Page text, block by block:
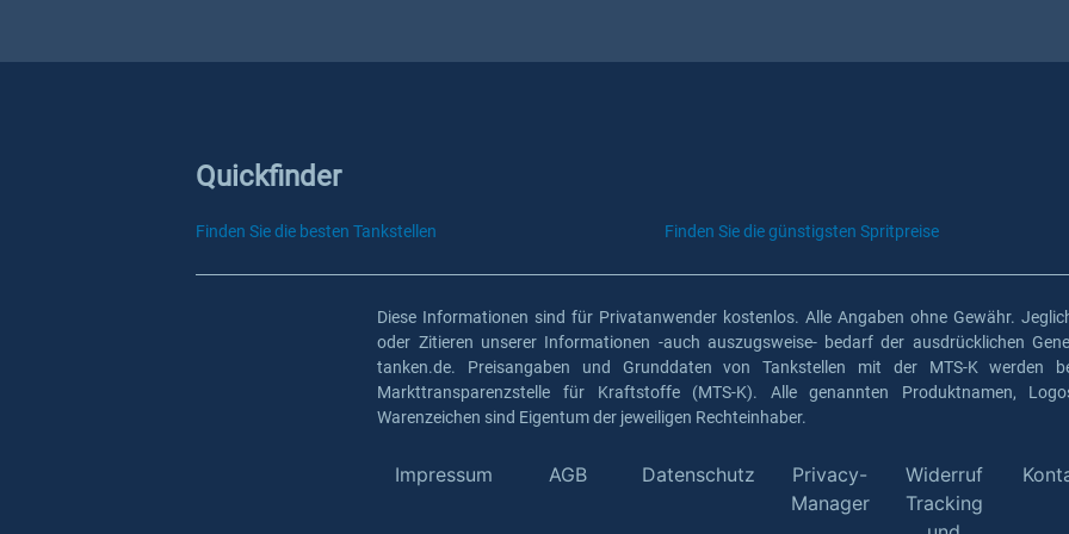
Quickfinder
Finden Sie die besten Tankstellen Finden Sie die günstigsten Spritpreise
Diese Informationen sind für Privatanwender kostenlos. Alle Angaben ohne Gewähr.
oder Zitieren unserer Informationen -auch auszugsweise- bedarf der ausdrücklichen
tanken.de. Preisangaben und Grunddaten von Tankstellen mit der MTS-K werden
Markttransparenzstelle für Kraftstoffe (MTS-K). Alle genannten Produktnamen,
Warenzeichen sind Eigentum der jeweiligen Rechteinhaber.
Impressum AGB Datenschutz
Privacy-
Manager
Widerruf
Tracking